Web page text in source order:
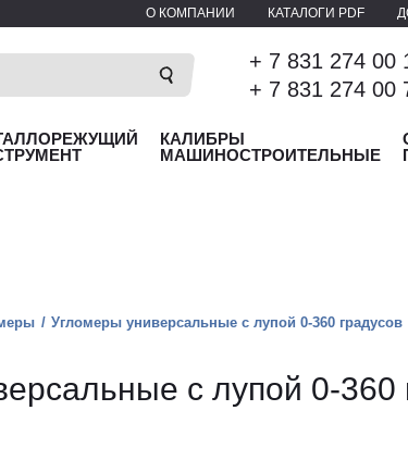
О КОМПАНИИ КАТАЛОГИ PDF
+ 7 831 274 00
+ 7 831 274 00
КАЛИБРЫ
МАШИНОСТРОИТЕЛЬНЫЕ
Угломеры универсальные с лупой 0-360 градусов
с лупой 0-360